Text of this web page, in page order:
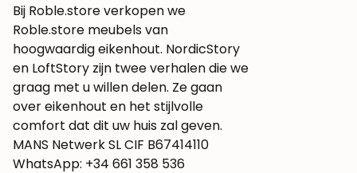
Bij Roble.store verkopen we
Roble.store meubels van
hoogwaardig eikenhout. NordicStory
en LoftStory zijn twee verhalen die we
graag met u willen delen. Ze gaan
over eikenhout en het stijlvolle
comfort dat dit uw huis zal geven.
MANS Netwerk SL CIF B67414110
WhatsApp: +34 661 358 536